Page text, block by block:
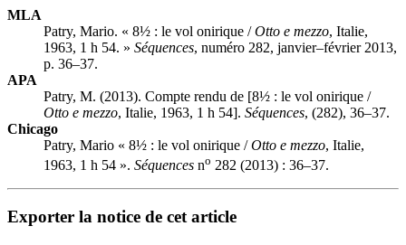
MLA
Patry, Mario. « 8½ : le vol onirique /Otto e mezzo, Italie,
1963, 1 h 54. » Séquences, numéro 282, janvier–février 2013,
p. 36–37.
APA
Patry, M. (2013). Compte rendu de [8½ : le vol onirique /
Otto e mezzo, Italie, 1963, 1 h 54]. Séquences, (282), 36–37.
Chicago
Patry, Mario « 8½ : le vol onirique /Otto e mezzo, Italie,
1963, 1 h 54 ». Séquences no 282 (2013) : 36–37.
Exporter la notice de cet article